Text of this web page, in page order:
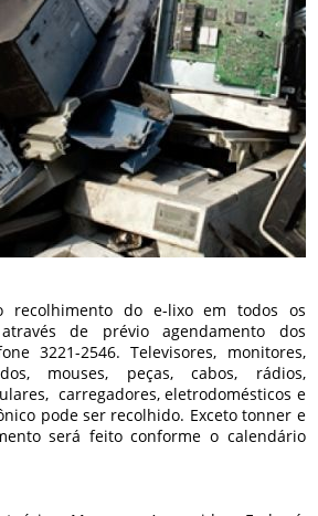
recolhimento do e-lixo em todos os
de prévio agendamento dos
3221-2546. Televisores, monitores,
mouses, peças, cabos, rádios,
carregadores, eletrodomésticos e
pode ser recolhido. Exceto tonner e
será feito conforme o calendário